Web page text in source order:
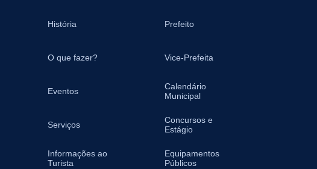
História
O que fazer?
Eventos
Serviços
Informações ao
Turista
Prefeito
Vice-Prefeita
Calendário
Municipal
Concursos e
Estágio
Equipamentos
Públicos